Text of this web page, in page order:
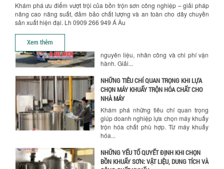
Khám phá ưu điểm vượt trội của bồn trộn sơn công nghiệp – giải pháp
nâng cao năng suất, đảm bảo chất lượng và an toàn cho dây chuyền
sản xuất hiện đại. Lh 0909 266 949 Á Âu
Xem thêm
Khám phá cách máy trộn sơn công
nghiệp giúp doanh nghiệp tiết kiệm
nguyên liệu, nhân công và chi phí vận
NHỮNG TIÊU CHÍ QUAN TRỌNG KHI LỰA
CHỌN MÁY KHUẤY TRỘN HÓA CHẤT CHO
Khám phá những tiêu chí quan trọng
giúp doanh nghiệp lựa chọn máy khuấy
trộn hóa chất phù hợp. Từ máy khuấy
hóa...
NHỮNG YẾU TỐ QUYẾT ĐỊNH KHI CHỌN
BỒN KHUẤY SƠN: VẬT LIỆU, DUNG TÍCH VÀ
Khám phá các yếu tố quan trọng khi
chọn bồn khuấy sơn: Vật liệu, dung tích